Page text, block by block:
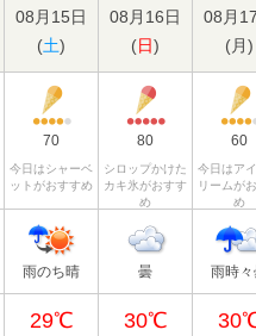
08月15日
(土)
08月16日
(日)
08月
(月)
70
今日はシャーベ
ットがおすすめ
80
シロップかけた
カキ氷がおすす
め
60
今日はア
リームが
め
雨のち晴 曇 雨時
29℃
30℃